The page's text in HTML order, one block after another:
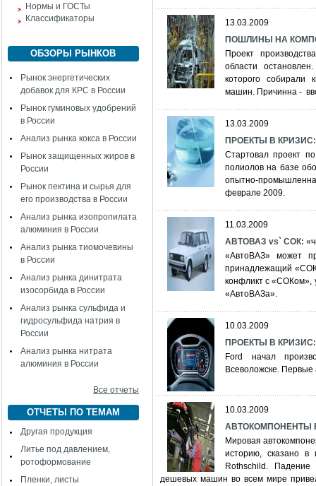
Нормы и ГОСТы
Классификаторы
ОБЗОРЫ РЫНКОВ
Рынок энергетических
добавок для КРС в России
Рынок гуминовых удобрений
в России
Анализ рынка кокса в России
Рынок защищенных жиров в
России
Рынок пектина и сырья для
его производства в России
Анализ рынка изопропилата
алюминия в России
Анализ рынка тиомочевины
в России
Анализ рынка динитрата
изосорбида в России
Анализ рынка сульфида и
гидросульфида натрия в
России
Анализ рынка нитрата
алюминия в России
Все отчеты
ОТЧЕТЫ ПО ТЕМАМ
Другая продукция
Литье под давлением,
ротоформование
Пленки, листы
13.03.2009
ПОШЛИНЫ НА
Проект
области
которого собирали
машин. Причинна -
13.03.2009
ПРОЕКТЫ В КРИЗИС:
Стартовал проект
полиолов на базе
опытно-
феврале 2009.
11.03.2009
АВТОВАЗ vs` СОК:
«АвтоВАЗ» может
принадлежащий
конфликт с «СОКом»,
«АвтоВАЗа».
10.03.2009
ПРОЕКТЫ В КРИЗИС:
Ford начал
Всеволожске.
10.03.2009
АВТОКОМПОНЕНТЫ В
Мировая
историю, сказано в
Rothschild.
дешевых машин во всем мире